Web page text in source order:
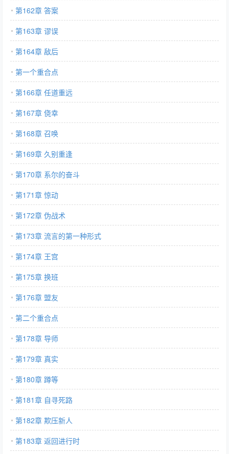
第162章 答案
第163章 谬误
第164章 敌后
第一个重合点
第166章 任道重远
第167章 侥幸
第168章 召唤
第169章 久别重逢
第170章 系尔的奋斗
第171章 惊动
第172章 伪战术
第173章 流言的第一种形式
第174章 王宫
第175章 换班
第176章 盟友
第二个重合点
第178章 导师
第179章 真实
第180章 蹲等
第181章 自寻死路
第182章 欺压新人
第183章 返回进行时